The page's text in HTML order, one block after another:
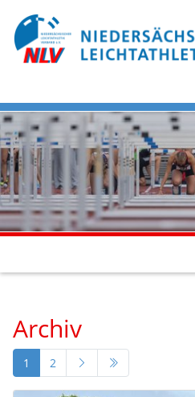
Archiv
1 2